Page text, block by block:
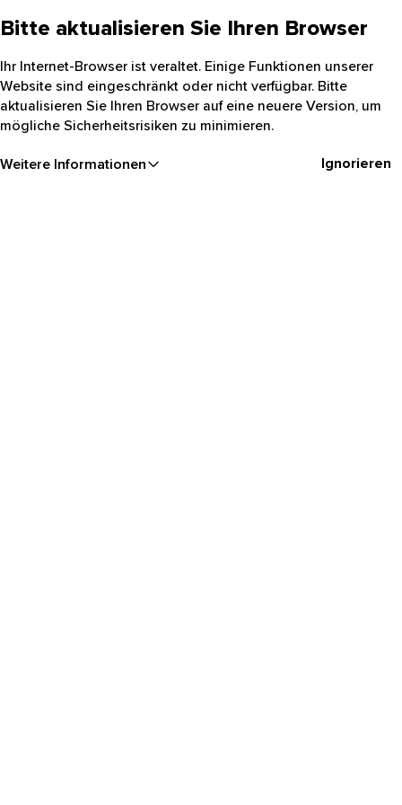
Bitte aktualisieren Sie Ihren Browser
Ihr Internet-Browser ist veraltet. Einige Funktionen unserer
Website sind eingeschränkt oder nicht verfügbar. Bitte
aktualisieren Sie Ihren Browser auf eine neuere Version, um
mögliche Sicherheitsrisiken zu minimieren.
Weitere Informationen Ignorieren